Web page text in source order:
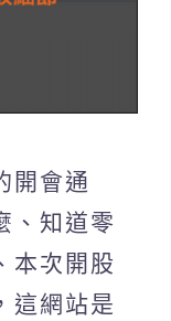
開會通
、知道零
本次開股
這網站是